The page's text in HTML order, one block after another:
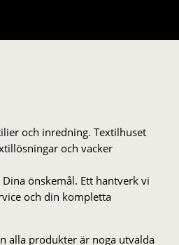
och inredning. Textilhuset
och vacker
önskemål. Ett hantverk vi
och din kompletta
alla produkter är noga utvalda